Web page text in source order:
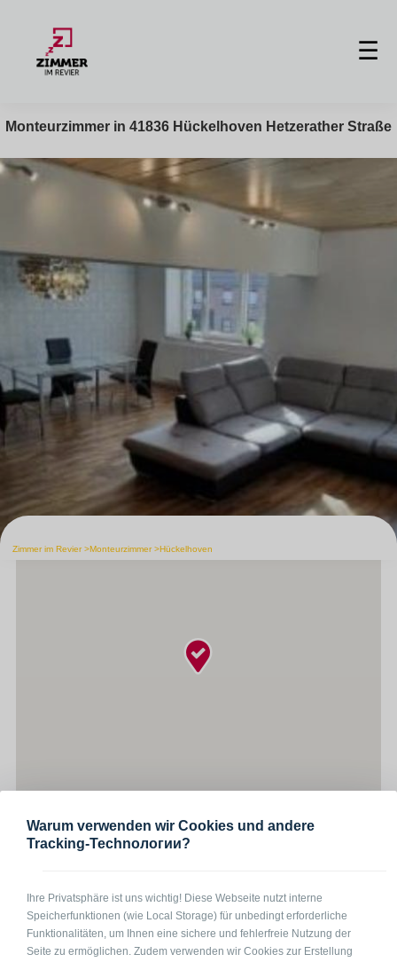
☰
Monteurzimmer in 41836 Hückelhoven Hetzerather Straße
Zimmer im Revier Monteurzimmer Hückelhoven
In Kürze
drei anderen Zimmern: Küche, Bad, Gäste-WC, Wohnbereich und
überdachter Balkon (wo geraucht und gegrillt werden kann). Öffentliche
Parkplätze in der Umgebung. Inkl. Reinigung und Bettwäsche
Handtücher bitte selber mitbringen.
Warum verwenden wir Cookies und andere
Tracking-Technологии?
Ihre Privatsphäre ist uns wichtig! Diese Webseite nutzt interne
Speicherfunktionen (wie Local Storage) für unbedingt erforderliche
Funktionalitäten, um Ihnen eine sichere und fehlerfreie Nutzung der
Seite zu ermöglichen. Zudem verwenden wir Cookies zur Erstellung